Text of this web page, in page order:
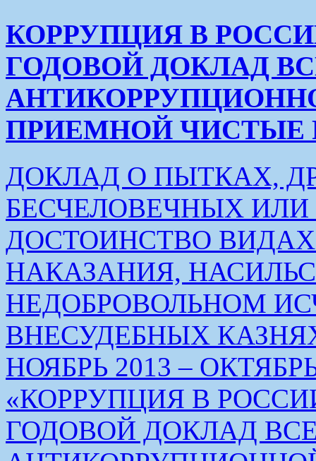
КОРРУПЦИЯ В
ГОДОВОЙ ДОКЛАД
ПРИЕМНОЙ ЧИСТЫЕ
ДОКЛАД О ПЫТКАХ,
БЕСЧЕЛОВЕЧНЫХ
ДОСТОИНСТВО
НАКАЗАНИЯ,
НЕДОБРОВОЛЬНОМ
ВНЕСУДЕБНЫХ
НОЯБРЬ 2013 – ОКТЯБРЬ
«КОРРУПЦИЯ В
ГОДОВОЙ ДОКЛАД